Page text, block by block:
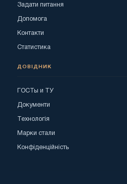
Задати питання
Допомога
Контакти
Статистика
ДОВІДНИК
ГОСТы и ТУ
Документи
Технологія
Марки стали
Конфіденційність